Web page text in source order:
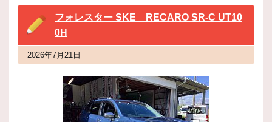
フォレスター SKE RECARO SR-C UT10
0H
2026年7月21日